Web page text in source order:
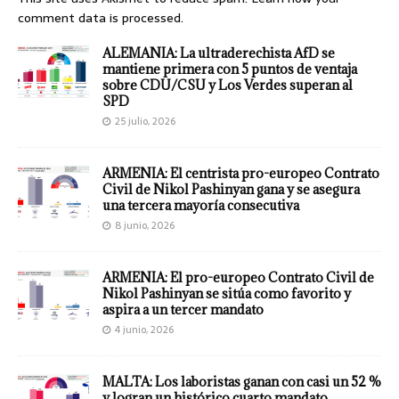
comment data is processed.
ALEMANIA: La ultraderechista AfD se
mantiene primera con 5 puntos de ventaja
sobre CDU/CSU y Los Verdes superan al
SPD
25 julio, 2026
ARMENIA: El centrista pro-europeo Contrato
Civil de Nikol Pashinyan gana y se asegura
una tercera mayoría consecutiva
8 junio, 2026
ARMENIA: El pro-europeo Contrato Civil de
Nikol Pashinyan se sitúa como favorito y
aspira a un tercer mandato
4 junio, 2026
MALTA: Los laboristas ganan con casi un 52 %